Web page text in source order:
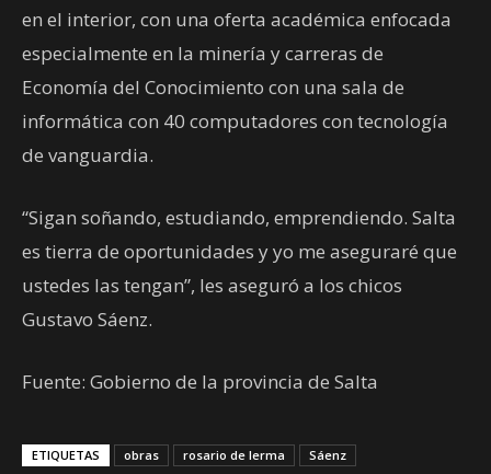
en el interior, con una oferta académica enfocada
especialmente en la minería y carreras de
Economía del Conocimiento con una sala de
informática con 40 computadores con tecnología
de vanguardia.
“Sigan soñando, estudiando, emprendiendo. Salta
es tierra de oportunidades y yo me aseguraré que
ustedes las tengan”, les aseguró a los chicos
Gustavo Sáenz.
Fuente: Gobierno de la provincia de Salta
ETIQUETAS obras rosario de lerma Sáenz